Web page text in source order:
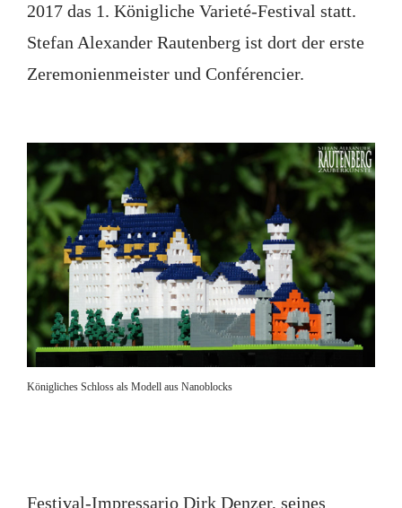
2017 das 1. Königliche Varieté-Festival statt.
Stefan Alexander Rautenberg ist dort der erste
Zeremonienmeister und Conférencier.
Königliches Schloss als Modell aus Nanoblocks
Festival-Impressario Dirk Denzer, seines